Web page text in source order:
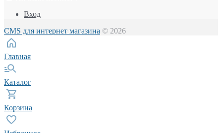
Вход
CMS для интернет магазина © 2026
Главная
Каталог
Корзина